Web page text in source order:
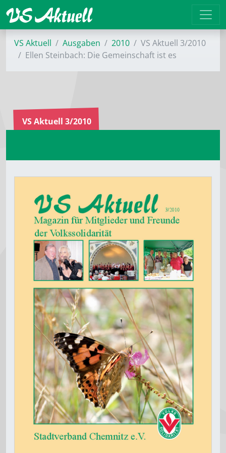
VS Aktuell Ausgaben 2010
VS Aktuell 3/2010
Ellen Steinbach: Die Gemeinschaft ist es
VS Aktuell 3/2010